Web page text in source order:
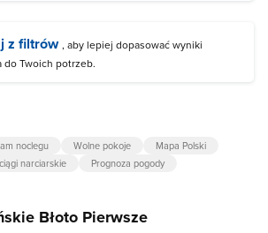
z filtrów , aby lepiej dopasować wyniki
do Twoich potrzeb.
noclegu Wolne pokoje
Mapa Polski
narciarskie
Prognoza pogody
Błoto Pierwsze